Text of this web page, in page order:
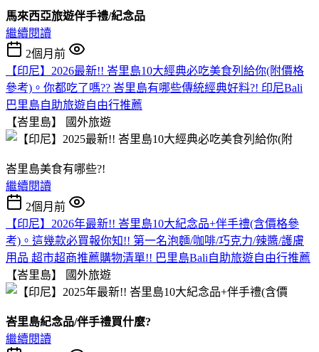
馬來西亞旅遊伴手禮/紀念品
繼續閱讀
2個月前
【印尼】2026最新!! 峇里島10大經典必吃美食列給你(附價格
參考)。你都吃了嗎?? 峇里島有哪些傳統經典好料?! 印尼Bali
巴里島自助旅遊自由行推薦
【峇里島】
國外旅遊
峇里島美食有哪些?!
繼續閱讀
2個月前
【印尼】2026年最新!! 峇里島10大紀念品+伴手禮(含價格參
考)。這幾款必買報你知!! 第一名泡麵/咖啡/巧克力/辣醬/護膚
用品 超市超商推薦購物清單!! 巴里島Bali自助旅遊自由行推薦
【峇里島】
國外旅遊
峇里島紀念品/伴手禮買什麼?
繼續閱讀